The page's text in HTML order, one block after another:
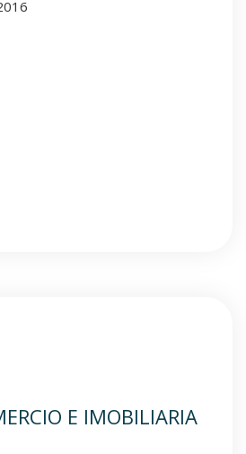
E IMOBILIARIA